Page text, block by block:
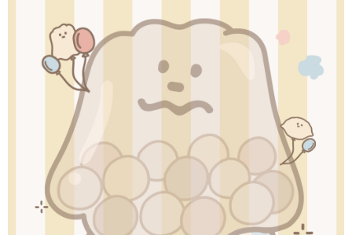
２．訂單成立數日內，您將收到繳費通知簡訊。
３．收到繳費通知簡訊後14天內，點擊此簡訊中的連結，可透過四大超商／
ATM／網路銀行／等多元方式進行付款，方視為交易完成。
※ 請注意：結帳手續完成當下不需立刻繳費，但若您需要取消訂單，請聯絡
購買商品的店家。未經商家同意取消之訂單仍視為有效，需透過AFTEE先享
後付繳納相關費用。
※ 交易是否成功請以「AFTEE先享後付 」之結帳頁面顯示為準，若有關於
是否繳費成功／繳費後需取消欲退款等相關疑問，請聯繫「AFTEE先享後付
客戶支援中心」
https://netprotections.freshdesk.com/support/home
【注意事項】
１．透過由恩沛科技股份有限公司提供之「AFTEE先享後付」服務完成之交
易，需依本服務之必要範圍內提供個人資料，並將交易相關給付款項請求債
權轉讓予恩沛科技股份有限公司。
２．關於個人資料處理事宜，請瀏覽以下網址：
https://aftee.tw/terms/#terms3
付款後全家取貨
每筆NT$60，滿NT$1,500(含以上)免運費
7-11取貨付款
每筆NT$60，滿NT$1,500(含以上)免運費
付款後7-11取貨
每筆NT$60，滿NT$1,500(含以上)免運費
每筆NT$60，滿NT$1,500(含以上)免運費